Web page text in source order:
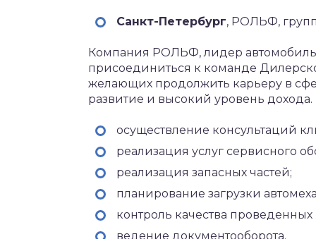
Санкт-Петербург‎, РОЛЬФ,
Компания РОЛЬФ, лидер
присоединиться к команде
желающих продолжить карьеру в
развитие и высокий уровень дохода.
осуществление консультаций
реализация услуг сервисного
реализация запасных частей;
планирование загрузки
контроль качества
ведение документооборота.